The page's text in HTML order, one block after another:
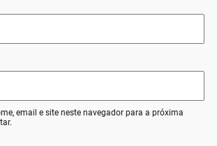
email e site neste navegador para a próxima